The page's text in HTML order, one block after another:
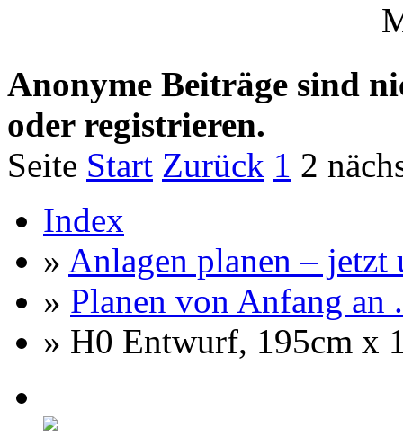
Anonyme Beiträge sind
oder registrieren.
Seite Start Zurück 1 2
Index
» Anlagen planen – jetzt
» Planen von Anfang an
» H0 Entwurf, 195cm x